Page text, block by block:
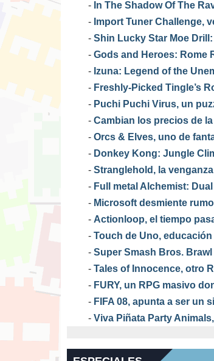
- In The Shadow Of The
- Import Tuner Challenge,
- Shin Lucky Star Moe
- Gods and Heroes: Rome
- Izuna: Legend of the
- Freshly-Picked Tingle’s
- Puchi Puchi Virus, un
- Cambian los precios de la
- Orcs & Elves, uno de
- Donkey Kong: Jungle
- Stranglehold, la
- Full metal Alchemist:
- Microsoft desmiente
- Actionloop, el tiempo
- Touch de Uno,
- Super Smash Bros.
- Tales of Innocence, otro
- FURY, un RPG masivo
- FIFA 08, apunta a ser un
- Viva Piñata Party